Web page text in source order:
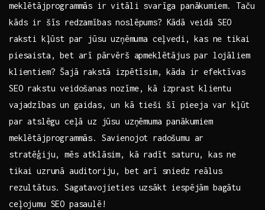
meklētājprogrammās ir vitāli svarīga‌ panākumiem. ‌Taču
kāds ir šīs ‍redzamības noslēpums? Kādā veidā SEO
⁢raksti kļūst par jūsu⁣ uzņēmuma ‍ceļvedi, kas ne⁤ tikai
piesaista,‍ bet arī ⁢pārvērš apmeklētājus par lojāliem
klientiem?⁤ Šajā rakstā izpētīsim, kāda ir efektīvas
SEO rakstu‌ veidošanas nozīme, kā izprast⁣ klientu​
vajadzības⁣ un gaidas, ⁣un ‍kā⁣ tieši‌ šī pieeja var kļūt
par ⁢atslēgu ceļā uz jūsu uzņēmuma panākumiem‌
meklētājprogrammās.​ Savienojot ​radošumu ar
stratēģiju,‍ mēs‍ atklāsim, kā radīt saturu,⁢ kas ne
‌tikai‌ uzrunā auditoriju, bet⁢ arī sniedz reālus
rezultātus. Sagatavojieties uzsākt iespējām bagātu
ceļojumu SEO pasaulē!